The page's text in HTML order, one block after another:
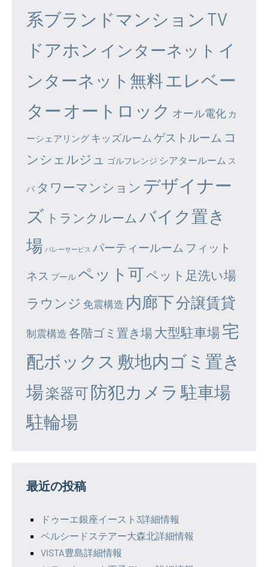
系ブランドマンション TV
ドアホン インターネット イ
ンターネット無料エレベー
ター オートロック オール電化 カ
ーシェアリング キッズルーム ゲストルーム コ
ンシェルジュ
ゴルフレンジ シアタールーム ス
パ タワーマンション デザイナー
ズ トランクルーム バイク置き
場 バレーサービス パーティールーム フィット
ネス プール ペット可ペット足洗い場
ラウンジ 免震構造 内廊下分譲賃貸
制震構造 各階ゴミ置き場大型駐車場宅
配ボックス 敷地内ゴミ置き
場楽器可防犯カメラ 駐車場
駐輪場
最近の投稿
ドゥーエ銀座イースト3詳細情報
ベルシードステアー大森北詳細情報
VISTA豊島詳細情報